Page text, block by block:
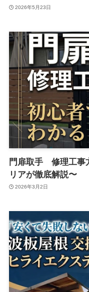
2026年5月23日
門扉取手 修理工事
リアが徹底解説〜
2026年3月2日